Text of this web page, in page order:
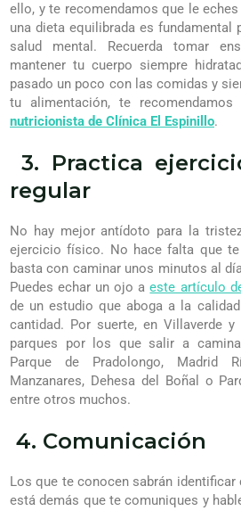
ello, y te recomendamos que le
una dieta equilibrada es fundamental
salud mental. Recuerda tomar
mantener tu cuerpo siempre
pasado un poco con las comidas y
tu alimentación, te
nutricionista de Clínica El Espinillo.
3. Practica
regular
No hay mejor antídoto para la
ejercicio físico. No hace falta que
basta con caminar unos minutos al
Puedes echar un ojo aeste artículo
de un estudio que aboga a la
cantidad. Por suerte, en Villaverde
parques por los que salir a
Parque de Pradolongo, Madrid
Manzanares, Dehesa del Boñal o
entre otros muchos.
4. Comunicación
Los que te conocen sabrán
está demás que te comuniques y